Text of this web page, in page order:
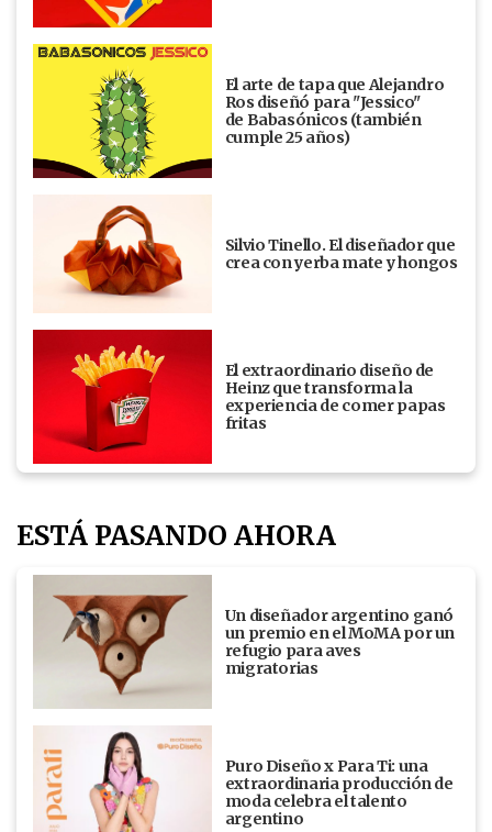
El arte de tapa que Alejandro
Ros diseñó para "Jessico"
de Babasónicos (también
cumple 25 años)
Silvio Tinello. El diseñador que
crea con yerba mate y hongos
El extraordinario diseño de
Heinz que transforma la
experiencia de comer papas
fritas
ESTÁ PASANDO AHORA
Un diseñador argentino ganó
un premio en el MoMA por un
refugio para aves
migratorias
Puro Diseño x Para Ti: una
extraordinaria producción de
moda celebra el talento
argentino